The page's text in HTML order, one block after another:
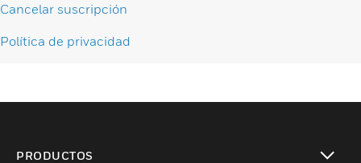
Cancelar suscripción
Política de privacidad
PRODUCTOS